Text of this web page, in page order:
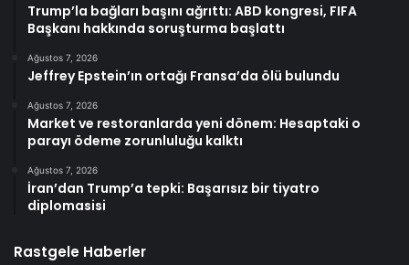
Trump’la bağları başını ağrıttı: ABD kongresi, FIFA
Başkanı hakkında soruşturma başlattı
Ağustos 7, 2026
Jeffrey Epstein’ın ortağı Fransa’da ölü bulundu
Ağustos 7, 2026
Market ve restoranlarda yeni dönem: Hesaptaki o
parayı ödeme zorunluluğu kalktı
Ağustos 7, 2026
İran’dan Trump’a tepki: Başarısız bir tiyatro
diplomasisi
Rastgele Haberler